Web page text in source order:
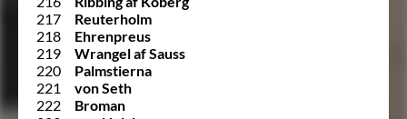
217
Reuterholm
218
Ehrenpreus
219
Wrangel af Sauss
220
Palmstierna
221
von Seth
222
Broman